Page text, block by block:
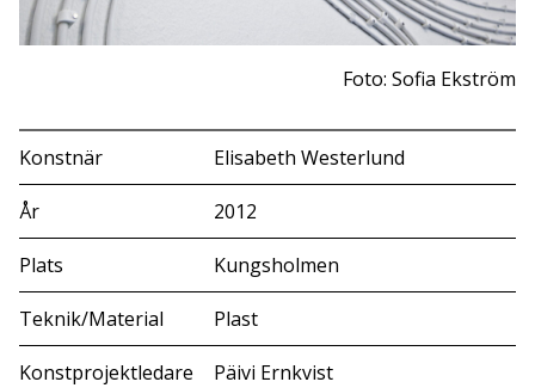
Foto: Sofia Ekström
Konstnär Elisabeth Westerlund
År 2012
Plats Kungsholmen
Teknik/Material Plast
Konstprojektledare Päivi Ernkvist